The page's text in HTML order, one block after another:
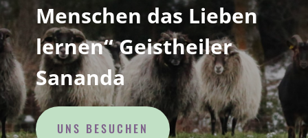
Menschen das Lieben
lernen‘‘ Geistheiler
Sananda
UNS BESUCHEN